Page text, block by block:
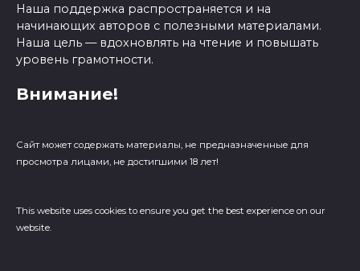
Наша поддержка распространяется и на
начинающих авторов с полезными материалами.
Наша цель — вдохновлять на чтение и повышать
уровень грамотности.
Внимание!
Сайт может содержать материалы, не предназначенные для
просмотра лицами, не достигшими 18 лет!
This website uses cookies to ensure you get the best experience on our
website.